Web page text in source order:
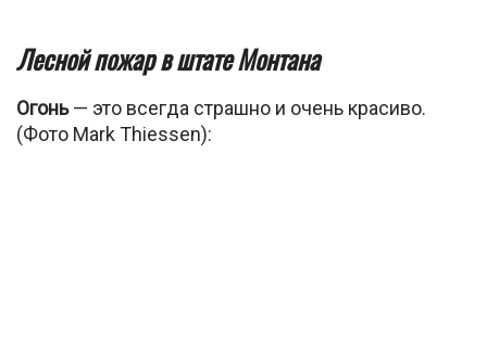
Лесной пожар в штате Монтана
Огонь— это всегда страшно и очень красиво.
(Фото Mark Thiessen):